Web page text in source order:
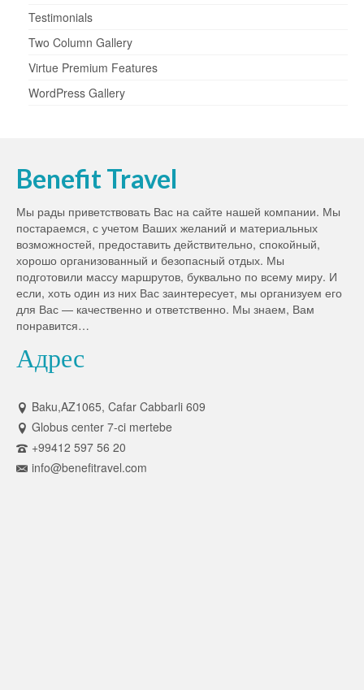
Testimonials
Two Column Gallery
Virtue Premium Features
WordPress Gallery
Benefit Travel
Мы рады приветствовать Вас на сайте нашей компании. Мы
постараемся, с учетом Ваших желаний и материальных
возможностей, предоставить действительно, спокойный,
хорошо организованный и безопасный отдых. Мы
подготовили массу маршрутов, буквально по всему миру. И
если, хоть один из них Вас заинтересует, мы организуем его
для Вас — качественно и ответственно. Мы знаем, Вам
понравится…
Адрес
Baku,AZ1065, Cafar Cabbarli 609
Globus center 7-ci mertebe
+99412 597 56 20
info@benefitravel.com